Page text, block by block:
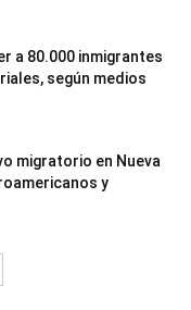
a 80.000 inmigrantes
según medios
migratorio en Nueva
y